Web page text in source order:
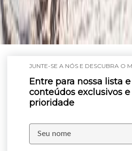
JUNTE-SE A NÓS E DESCUBRA O
Entre para nossa lista
conteúdos exclusivos
prioridade